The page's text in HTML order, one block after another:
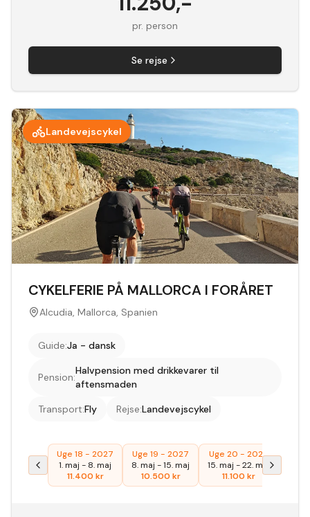
pr. person
Se rejse
Landevejscykel
CYKELFERIE PÅ MALLORCA I FORÅRET
Alcudia, Mallorca, Spanien
Guide:Ja - dansk
Pension:
Halvpension med drikkevarer til
aftensmaden
Transport:Fly Rejse:Landevejscykel
Uge 18 - 2027
1. maj - 8. maj
11.400 kr
Uge 19 - 2027
8. maj -15. maj
10.500 kr
Uge 20 - 2027
15. maj -22. maj
11.100 kr